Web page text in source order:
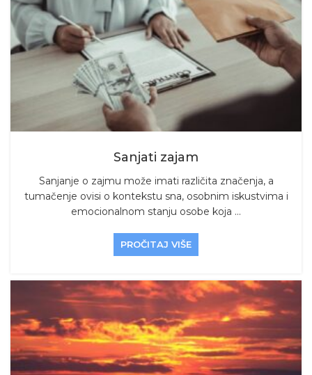
Sanjati zajam
Sanjanje o zajmu može imati različita značenja, a
tumačenje ovisi o kontekstu sna, osobnim iskustvima i
emocionalnom stanju osobe koja ...
PROČITAJ VIŠE